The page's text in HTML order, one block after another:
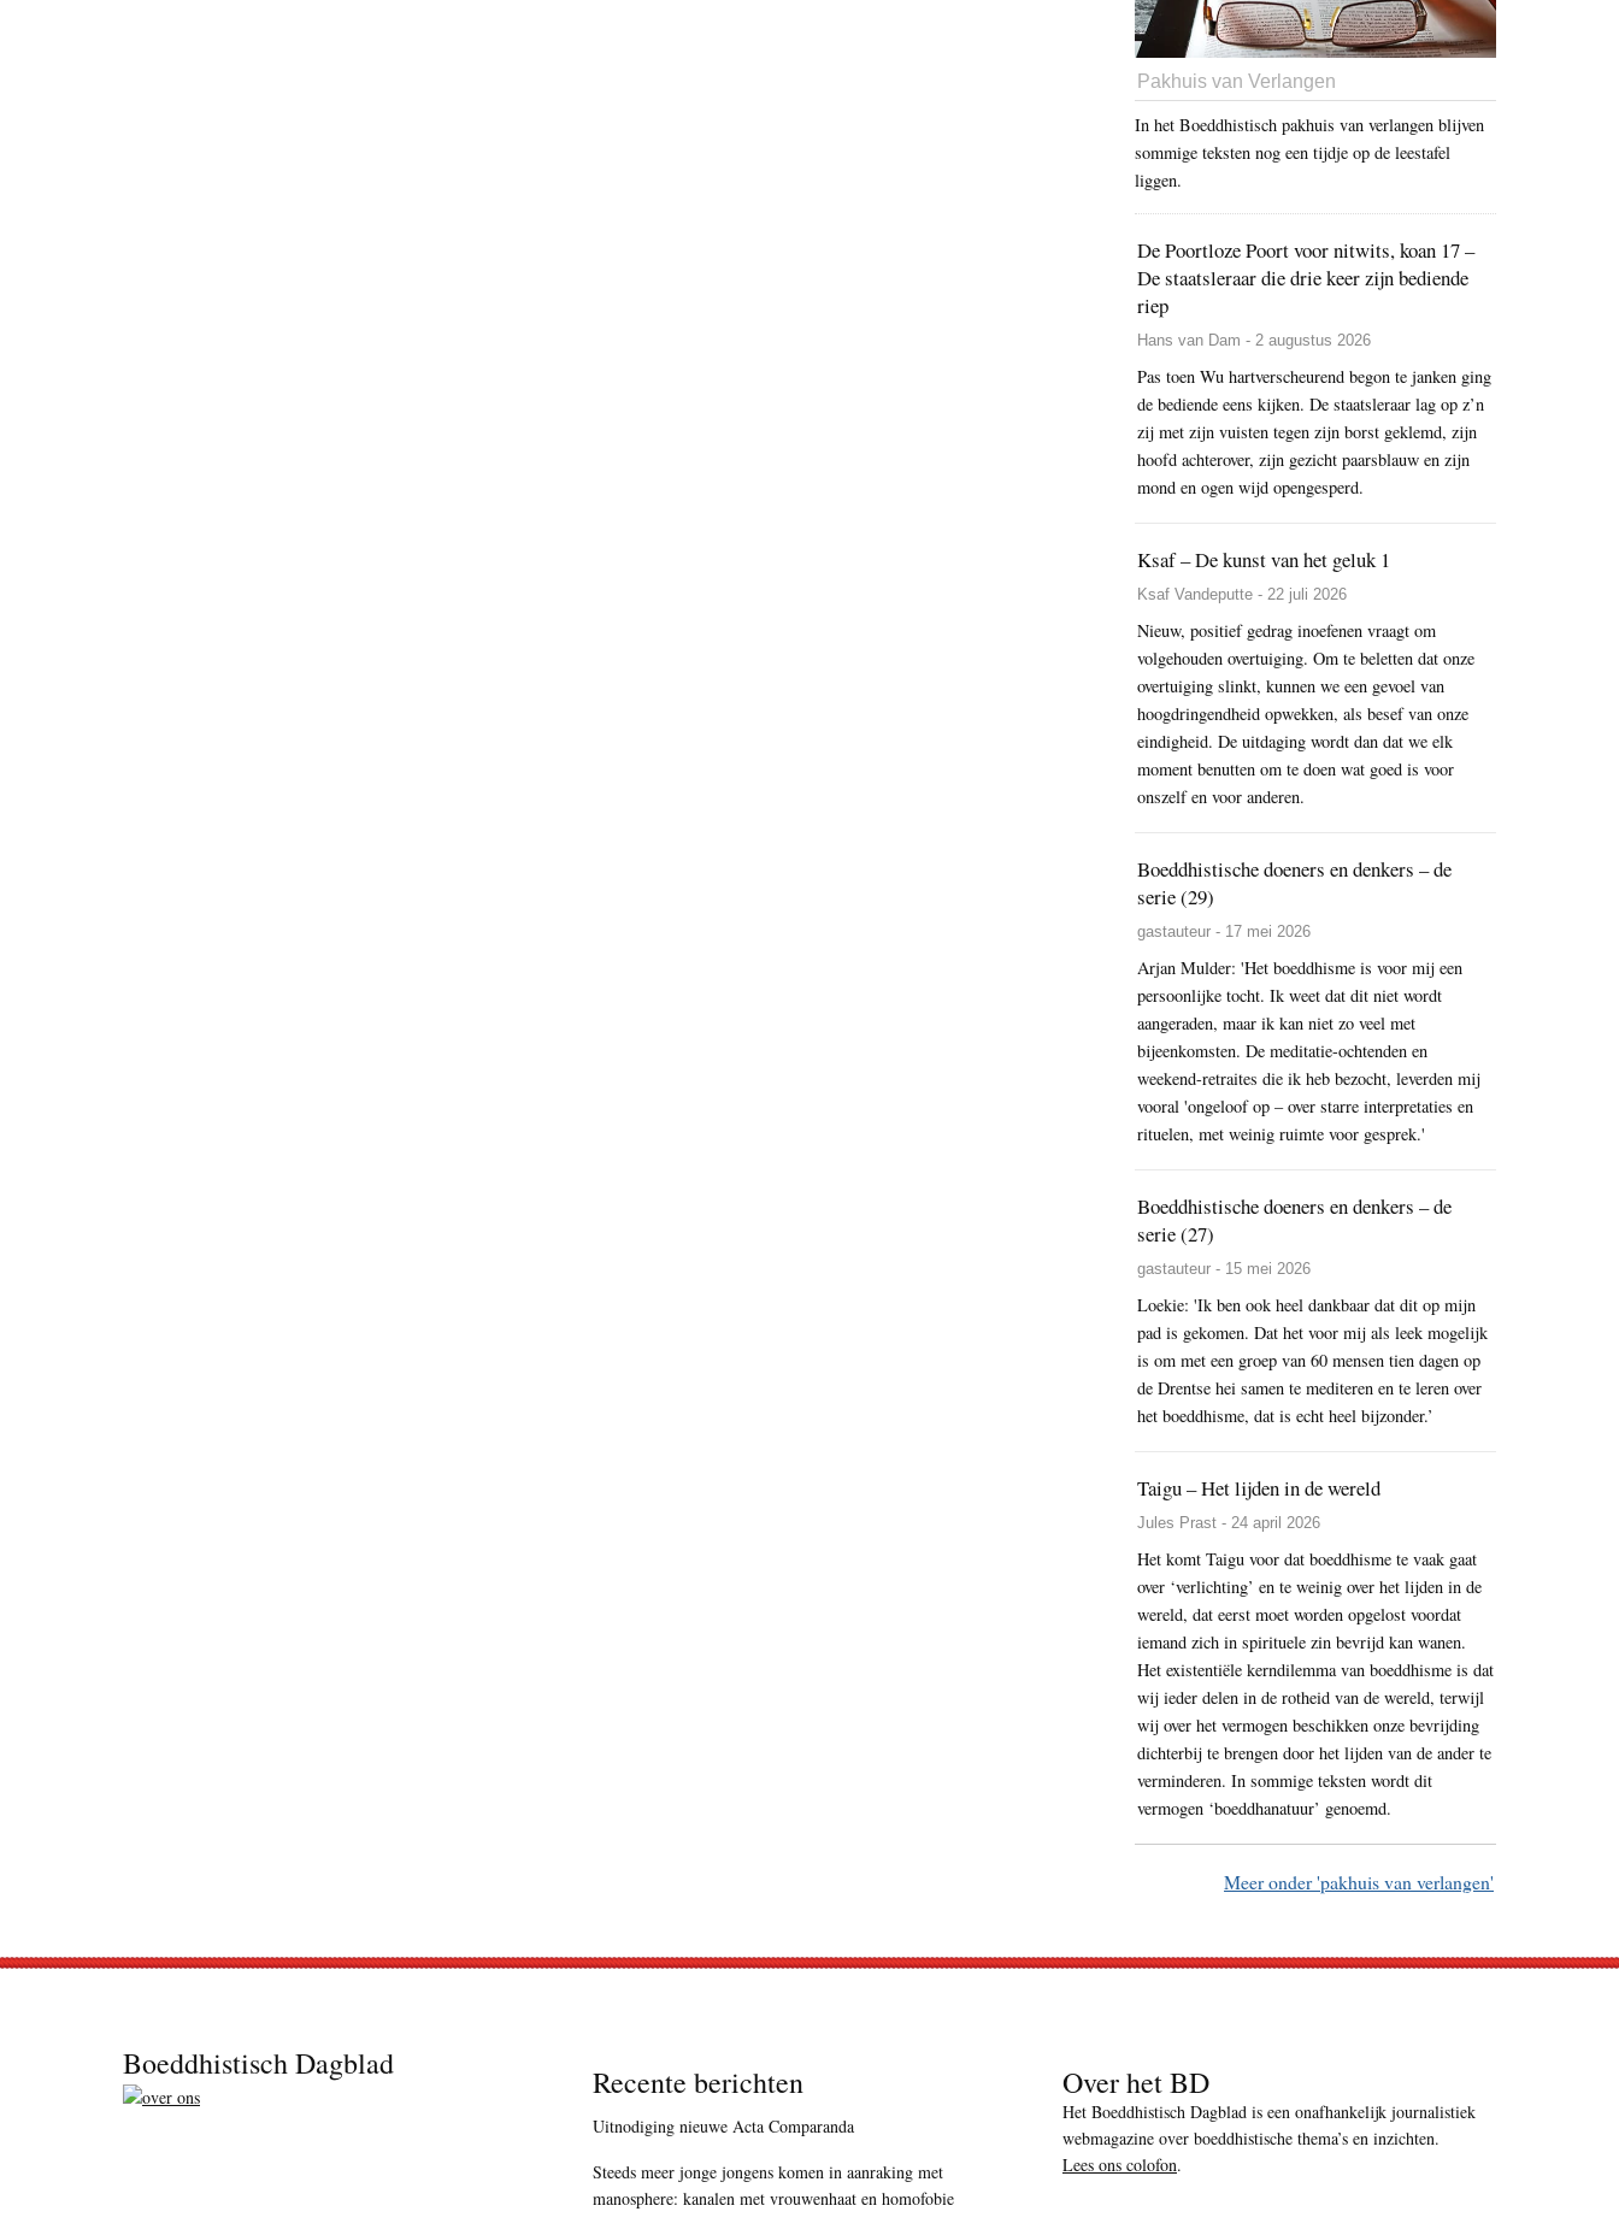
Pakhuis van Verlangen
In het Boeddhistisch pakhuis van verlangen blijven
sommige teksten nog een tijdje op de leestafel
liggen.
De Poortloze Poort voor nitwits, koan 17 –
De staatsleraar die drie keer zijn bediende
riep
Hans van Dam - 2 augustus 2026
Pas toen Wu hartverscheurend begon te janken ging
de bediende eens kijken. De staatsleraar lag op z’n
zij met zijn vuisten tegen zijn borst geklemd, zijn
hoofd achterover, zijn gezicht paarsblauw en zijn
mond en ogen wijd opengesperd.
Ksaf – De kunst van het geluk 1
Ksaf Vandeputte - 22 juli 2026
Nieuw, positief gedrag inoefenen vraagt om
volgehouden overtuiging. Om te beletten dat onze
overtuiging slinkt, kunnen we een gevoel van
hoogdringendheid opwekken, als besef van onze
eindigheid. De uitdaging wordt dan dat we elk
moment benutten om te doen wat goed is voor
onszelf en voor anderen.
Boeddhistische doeners en denkers – de
serie (29)
gastauteur - 17 mei 2026
Arjan Mulder: 'Het boeddhisme is voor mij een
persoonlijke tocht. Ik weet dat dit niet wordt
aangeraden, maar ik kan niet zo veel met
bijeenkomsten. De meditatie-ochtenden en
weekend-retraites die ik heb bezocht, leverden mij
vooral 'ongeloof op – over starre interpretaties en
rituelen, met weinig ruimte voor gesprek.'
Boeddhistische doeners en denkers – de
serie (27)
gastauteur - 15 mei 2026
Loekie: 'Ik ben ook heel dankbaar dat dit op mijn
pad is gekomen. Dat het voor mij als leek mogelijk
is om met een groep van 60 mensen tien dagen op
de Drentse hei samen te mediteren en te leren over
het boeddhisme, dat is echt heel bijzonder.’
Taigu – Het lijden in de wereld
Jules Prast - 24 april 2026
Het komt Taigu voor dat boeddhisme te vaak gaat
over ‘verlichting’ en te weinig over het lijden in de
wereld, dat eerst moet worden opgelost voordat
iemand zich in spirituele zin bevrijd kan wanen.
Het existentiële kerndilemma van boeddhisme is dat
wij ieder delen in de rotheid van de wereld, terwijl
wij over het vermogen beschikken onze bevrijding
dichterbij te brengen door het lijden van de ander te
verminderen. In sommige teksten wordt dit
vermogen ‘boeddhanatuur’ genoemd.
Meer onder 'pakhuis van verlangen'
Boeddhistisch Dagblad Recente berichten
Uitnodiging nieuwe Acta Comparanda
Steeds meer jonge jongens komen in aanraking met
manosphere: kanalen met vrouwenhaat en homofobie
Over het BD
Het Boeddhistisch Dagblad is een onafhankelijk journalistiek
webmagazine over boeddhistische thema’s en inzichten.
Lees ons colofon.